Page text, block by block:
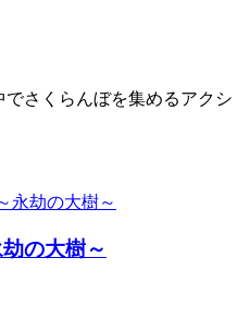
さくらんぼを集めるアクシ
の大樹～